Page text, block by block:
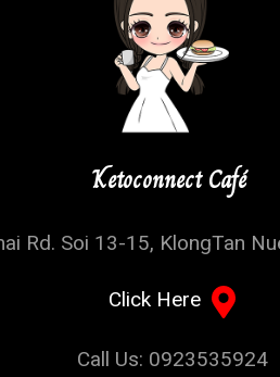
Ketoconnect Café
Rd. Soi 13-15, KlongTan
Click Here
Call Us: 0923535924